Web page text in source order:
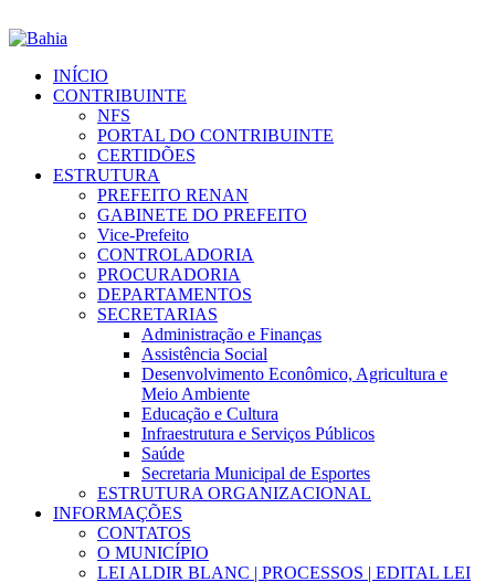
INÍCIO
CONTRIBUINTE
NFS
PORTAL DO CONTRIBUINTE
CERTIDÕES
ESTRUTURA
PREFEITO RENAN
GABINETE DO PREFEITO
Vice-Prefeito
CONTROLADORIA
PROCURADORIA
DEPARTAMENTOS
SECRETARIAS
Administração e Finanças
Assistência Social
Desenvolvimento Econômico, Agricultura e
Meio Ambiente
Educação e Cultura
Infraestrutura e Serviços Públicos
Saúde
Secretaria Municipal de Esportes
ESTRUTURA ORGANIZACIONAL
INFORMAÇÕES
CONTATOS
O MUNICÍPIO
LEI ALDIR BLANC | PROCESSOS | EDITAL LEI